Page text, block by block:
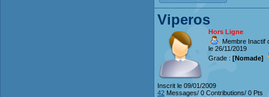
Viperos
Hors Ligne
Membre Inactif
le 26/11/2019
Grade : [Nomade]
Inscrit le 09/01/2009
42 Messages/ 0 Contributions/ 0 Pts